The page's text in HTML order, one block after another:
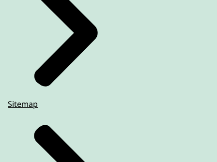
Sitemap